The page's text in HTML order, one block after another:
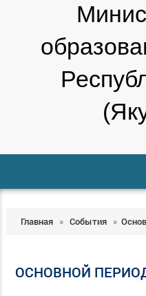
Главная » События »
ОСНОВНОЙ